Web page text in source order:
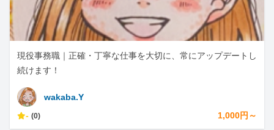
現役事務職｜正確・丁寧な仕事を大切に、常にアップデートし
続けます！
wakaba.Y
- (0) 1,000円～